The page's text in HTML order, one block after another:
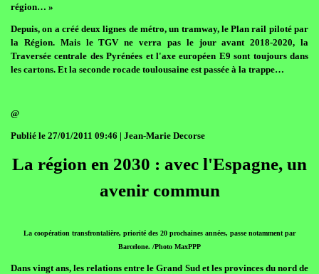
région… »
Depuis, on a créé deux lignes de métro, un tramway, le Plan rail piloté par
la Région. Mais le TGV ne verra pas le jour avant 2018-2020, la
Traversée centrale des Pyrénées et l'axe européen E9 sont toujours dans
les cartons. Et la seconde rocade toulousaine est passée à la trappe…
@
Publié le 27/01/2011 09:46 | Jean-Marie Decorse
La région en 2030 : avec l'Espagne, un
avenir commun
La coopération transfrontalière, priorité des 20 prochaines années, passe notamment par
Barcelone. /Photo MaxPPP
Dans vingt ans, les relations entre le Grand Sud et les provinces du nord de